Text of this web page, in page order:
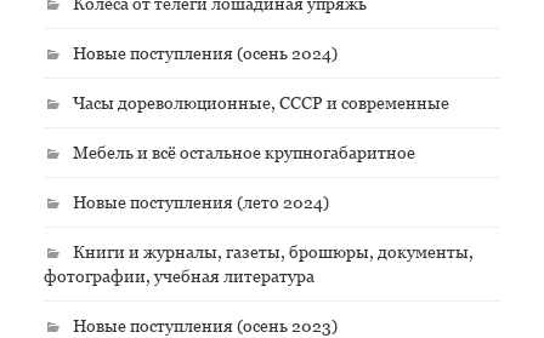
Новые поступления (осень 2024)
Часы дореволюционные, СССР и современные
Мебель и всё остальное крупногабаритное
Новые поступления (лето 2024)
Книги и журналы, газеты, брошюры, документы,
фотографии, учебная литература
Новые поступления (осень 2023)